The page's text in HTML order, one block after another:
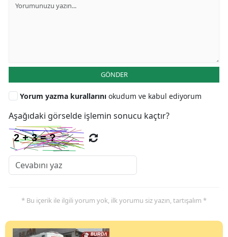
GÖNDER
Yorum yazma kurallarını okudum ve kabul ediyorum
Aşağıdaki görselde işlemin sonucu kaçtır?
* Bu içerik ile ilgili yorum yok, ilk yorumu siz yazın, tartışalım *